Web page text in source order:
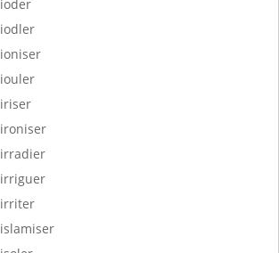
ioder
iodler
ioniser
iouler
iriser
ironiser
irradier
irriguer
irriter
islamiser